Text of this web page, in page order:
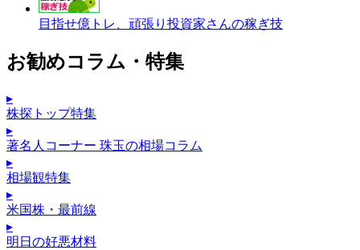
目指せ億トレ、頑張り投資家さんの稼ぎ技
お勧めコラム・特集
▸
株探トップ特集
▸
著名人コーナー 珠玉の相場コラム
▸
相場観特集
▸
米国株・最前線
▸
明日の好悪材料